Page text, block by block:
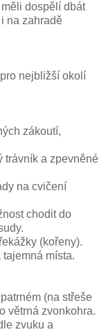
dospělí dbát
na zahradě
nejbližší okolí
zákoutí,
trávník a zpevněné
na cvičení
chodit do
(kořeny).
místa.
(na střeše
větrná zvonkohra.
zvuku a